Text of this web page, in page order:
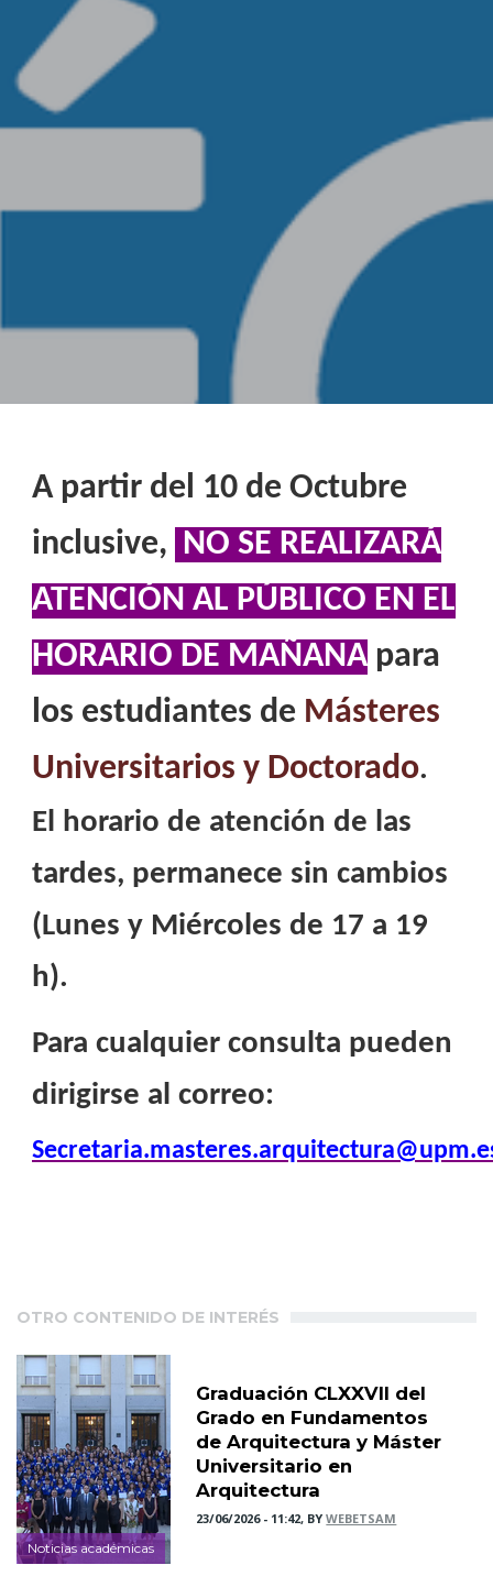
A partir del 10 de Octubre
inclusive, NO SE REALIZARÁ
ATENCIÓN AL PÚBLICO EN EL
HORARIO DE MAÑANA para
los estudiantes de Másteres
Universitarios y Doctorado.
El horario de atención de las
tardes, permanece sin cambios
(Lunes y Miércoles de 17 a 19
h).
Para cualquier consulta pueden
dirigirse al correo:
OTRO CONTENIDO DE INTERÉS
Noticias académicas
Graduación CLXXVII del
Grado en Fundamentos
de Arquitectura y Máster
Universitario en
Arquitectura
23/06/2026 - 11:42, BYWEBETSAM